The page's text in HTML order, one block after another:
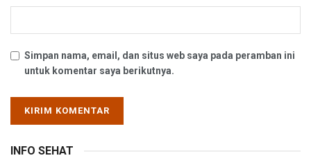
Simpan nama, email, dan situs web saya pada peramban ini
untuk komentar saya berikutnya.
INFO SEHAT